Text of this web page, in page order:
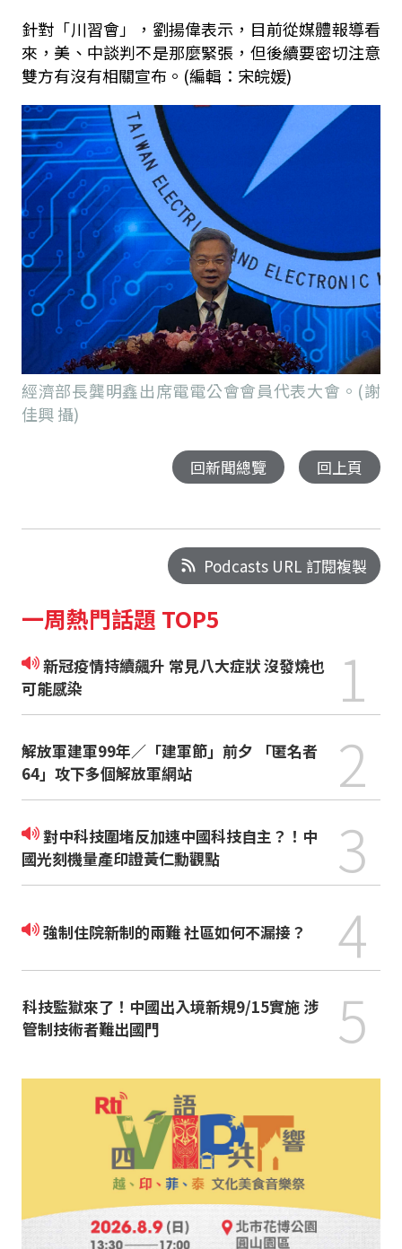
針對「川習會」，劉揚偉表示，目前從媒體報導看
來，美、中談判不是那麼緊張，但後續要密切注意
雙方有沒有相關宣布。(編輯：宋皖媛)
經濟部長龔明鑫出席電電公會會員代表大會。(謝
佳興 攝)
回新聞總覽 回上頁
Podcasts URL 訂閱複製
一周熱門話題 TOP5
新冠疫情持續飆升 常見八大症狀 沒發燒也
可能感染
1
解放軍建軍99年／「建軍節」前夕 「匿名者
64」攻下多個解放軍網站
2
對中科技圍堵反加速中國科技自主？！中
國光刻機量產印證黃仁勳觀點
3
強制住院新制的兩難 社區如何不漏接？ 4
科技監獄來了！中國出入境新規9/15實施 涉
管制技術者難出國門
5